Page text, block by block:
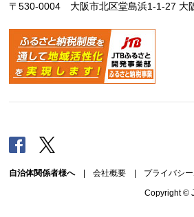
〒530-0004 大阪市北区堂島浜1-1-27 大
Facebook
自治体関係者様へ| 会社概要 プライバシ
Copyright ©